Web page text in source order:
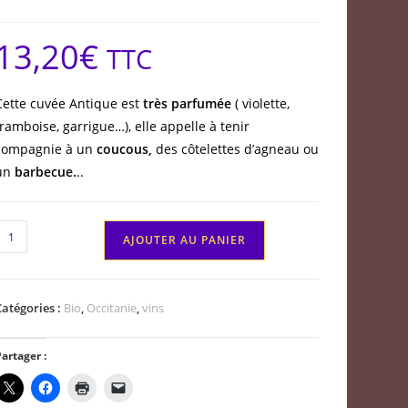
€ TTC
cuvée Antique est très parfumée ( violette,
garrigue…), elle appelle à tenir
à un coucous, des côtelettes d’agneau ou
barbecue...
AJOUTER AU PANIER
: Bio, Occitanie,vins
: